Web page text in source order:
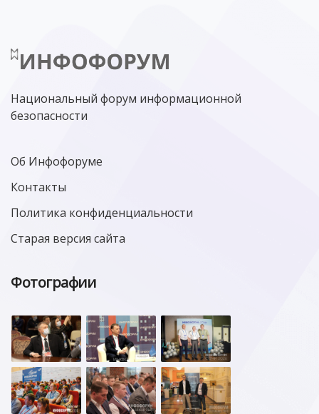
МИНЦИФРЫ РОССИИ NGFW
Национальный форум информационной
безопасности
Об Инфофоруме
Контакты
Политика конфиденциальности
Старая версия сайта
Фотографии